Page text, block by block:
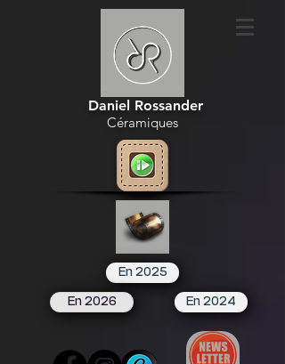
Daniel Rossander
Céramiques
En 2025
En 2026 En 2024